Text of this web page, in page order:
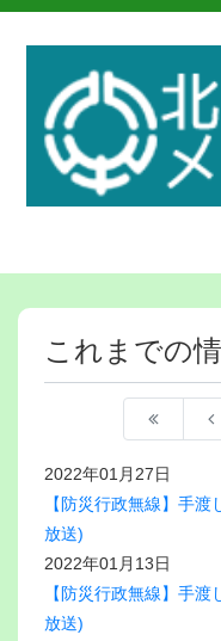
これまでの
2022年01月27日
【防災行政無線】手
放送)
2022年01月13日
【防災行政無線】手
放送)